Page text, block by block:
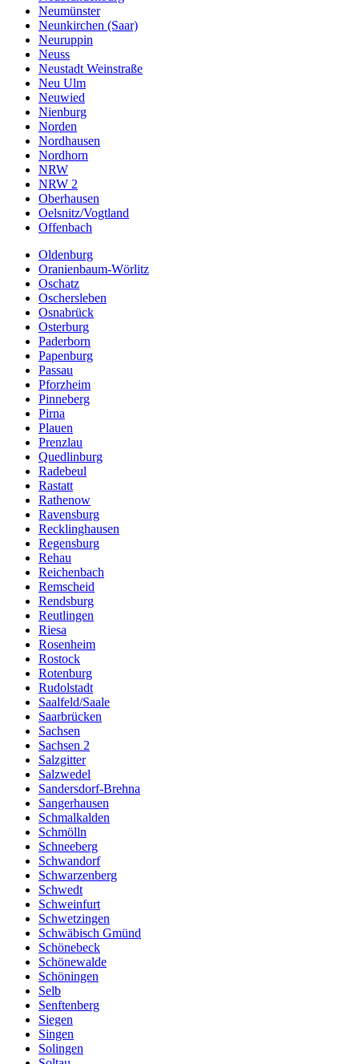
Neumünster
Neunkirchen (Saar)
Neuruppin
Neuss
Neustadt Weinstraße
Neu Ulm
Neuwied
Nienburg
Norden
Nordhausen
Nordhorn
NRW
NRW 2
Oberhausen
Oelsnitz/Vogtland
Offenbach
Oldenburg
Oranienbaum-Wörlitz
Oschatz
Oschersleben
Osnabrück
Osterburg
Paderborn
Papenburg
Passau
Pforzheim
Pinneberg
Pirna
Plauen
Prenzlau
Quedlinburg
Radebeul
Rastatt
Rathenow
Ravensburg
Recklinghausen
Regensburg
Rehau
Reichenbach
Remscheid
Rendsburg
Reutlingen
Riesa
Rosenheim
Rostock
Rotenburg
Rudolstadt
Saalfeld/Saale
Saarbrücken
Sachsen
Sachsen 2
Salzgitter
Salzwedel
Sandersdorf-Brehna
Sangerhausen
Schmalkalden
Schmölln
Schneeberg
Schwandorf
Schwarzenberg
Schwedt
Schweinfurt
Schwetzingen
Schwäbisch Gmünd
Schönebeck
Schönewalde
Schöningen
Selb
Senftenberg
Siegen
Singen
Solingen